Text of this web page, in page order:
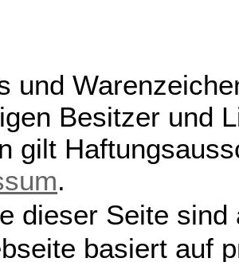
und
Besitzer und
gilt
.
dieser Seite
basiert auf